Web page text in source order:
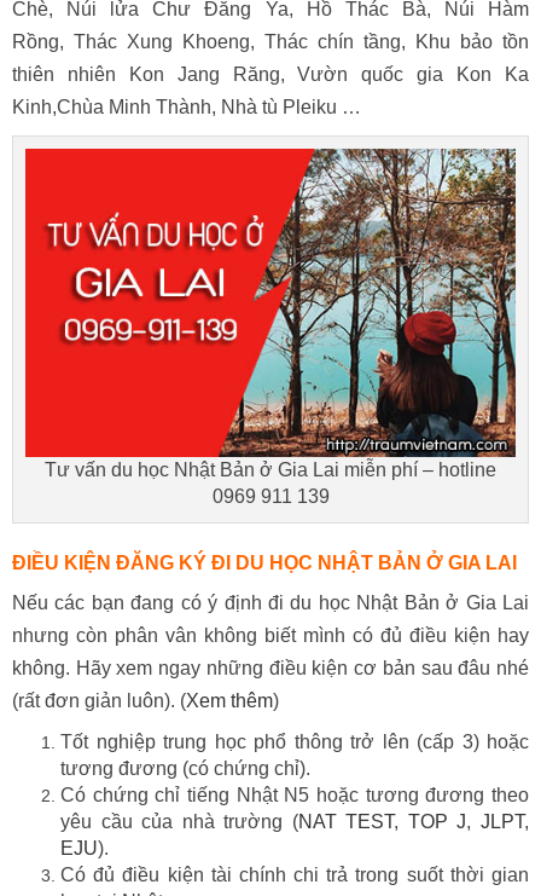
Chè,
Núi lửa Chư Đăng Ya, Hồ Thác Bà,
Núi Hàm
Rồng, Thác Xung Khoeng, Thác chín tầng,
Khu bảo tồn
thiên nhiên Kon Jang Răng,Vườn quốc gia Kon Ka
Kinh,Chùa Minh Thành, Nhà tù Pleiku …
Tư vấn du học Nhật Bản ở Gia Lai miễn phí – hotline
0969 911 139
ĐIỀU KIỆN ĐĂNG KÝ ĐI DU HỌC NHẬT BẢN Ở GIA LAI
Nếu các bạn đang có ý định đi du học Nhật Bản ở Gia Lai
nhưng còn phân vân không biết mình có đủ điều kiện hay
không. Hãy xem ngay những điều kiện cơ bản sau đâu nhé
(rất đơn giản luôn). (Xem thêm)
Tốt nghiệp trung học phổ thông trở lên (cấp 3) hoặc
tương đương (có chứng chỉ).
Có chứng chỉ tiếng Nhật N5 hoặc tương đương theo
yêu cầu của nhà trường (NAT TEST, TOP J,JLPT,
EJU).
Có đủ điều kiện tài chính chi trả trong suốt thời gian